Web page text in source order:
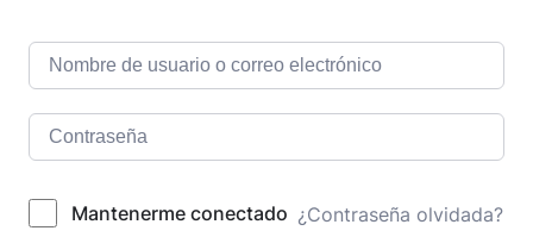
Mantenerme conectado ¿Contraseña olvidada?